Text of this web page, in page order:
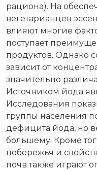
рациона). На
вегетарианцев
влияют многие
поступает
продуктов. Однако
зависит от
значительно
Источником йода
Исследования
группы населения
дефицита йода, но
большему. Кроме
побережья и
почв также играют